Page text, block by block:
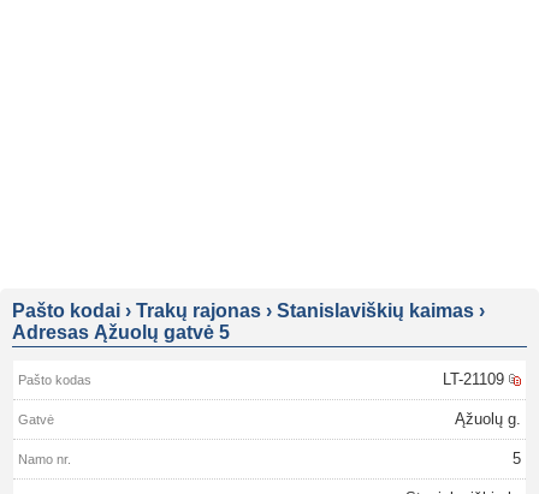
Pašto kodai › Trakų rajonas › Stanislaviškių kaimas ›
Adresas Ąžuolų gatvė 5
LT-21109
Ąžuolų g.
5